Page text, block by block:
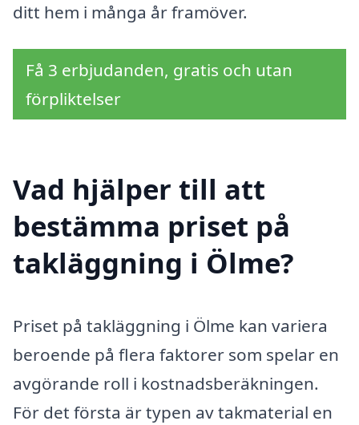
ditt hem i många år framöver.
Få 3 erbjudanden, gratis och utan
förpliktelser
Vad hjälper till att
bestämma priset på
takläggning i Ölme?
Priset på takläggning i Ölme kan variera
beroende på flera faktorer som spelar en
avgörande roll i kostnadsberäkningen.
För det första är typen av takmaterial en